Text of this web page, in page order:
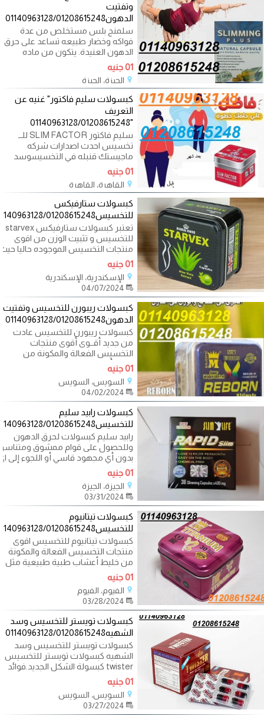
وتفتيت
الدهون01140963128/01208615248
سلمنج بلس مستخلص من عدة
فواكه وخضار طبيعه تساعد على حرق
الدهون العنيدة. يتكون من ماده
البولي
01 جنيه
الجيزة، الجيزة
04/21/2024
كبسولات سليم فاكتور" غنيه عن
التعريف
"01140963128/01208615248
سليم فاكتور SLIM FACTOR للــ
تخسيس احدث اصدارات شركه
ماجيستك قنبله في التخسيسوسد
الشهيه وزياده معدل
01 جنيه
القاهرة، القاهرة
04/20/2024
كبسولات ستارفيكس
للتخسيس01140963128/01208615248
تعتبر كبسولات ستارفيكس starvex
للتخسيس و تثبيت الوزن من اقوى
منتجات التخسيس الموجوده حاليا
يعمل
01 جنيه
الإسكندرية، الإسكندرية
كبسولات ريبورن للتخسيس وتفتيت
الدهون01140963128/01208615248
كبسولات ريبورن للتخسيس عادت
من جديد أقــوى أقوى منتجات
التخسيس الفعالة والمكونة من
خليط أعشاب
01 جنيه
السويس، السويس
كبسولات رابيد سليم
للتخسيس01140963128/01208615248
رابيد سليم كبسولات لحرق الدهون
وللحصول على قوام ممشوق
بدون أي مجهود قاسي أو اللجوء إلى
01 جنيه
الجيزة، الجيزة
كبسولات تيتانيوم
للتخسيس01140963128/01208615248
كبسولات تيتانيوم للتخسيس اقوى
منتجات التخسيس الفعالة والمكونة
من خليط أعشاب طبية طبيعية مثل
01 جنيه
الفيوم، الفيوم
كبسولات تويستر للتخسيس وسد
الشهيه01140963128/01208615248
كبسولات تويستر للتخسيس وسد
الشهيه كبسولات تويستر للتخسيس
twister كبسولة الشكل الجديد.فوائد
01 جنيه
السويس، السويس